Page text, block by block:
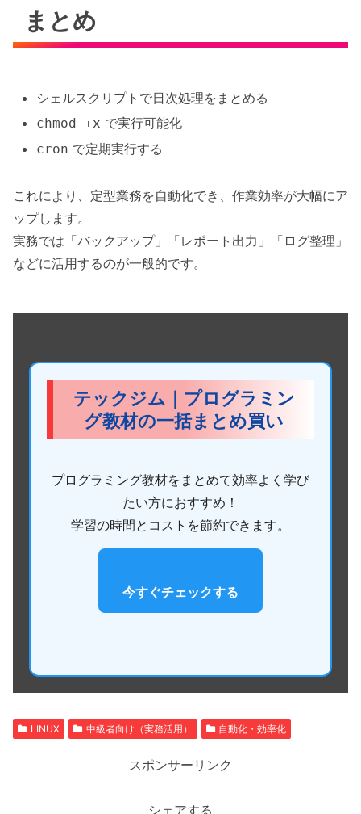
まとめ
シェルスクリプトで日次処理をまとめる
chmod +x で実行可能化
cron で定期実行する
これにより、定型業務を自動化でき、作業効率が大幅にア
ップします。
実務では「バックアップ」「レポート出力」「ログ整理」
などに活用するのが一般的です。
テックジム｜プログラミン
グ教材の一括まとめ買い
プログラミング教材をまとめて効率よく学び
たい方におすすめ！
学習の時間とコストを節約できます。
今すぐチェックする
LINUX 中級者向け（実務活用） 自動化・効率化
スポンサーリンク
シェアする